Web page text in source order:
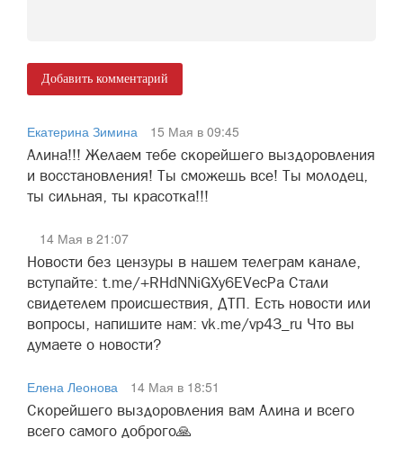
Добавить комментарий
Екатерина Зимина
15 Мая в 09:45
Алина!!! Желаем тебе скорейшего выздоровления
и восстановления! Ты сможешь все! Ты молодец,
ты сильная, ты красотка!!!
14 Мая в 21:07
Новости без цензуры в нашем телеграм канале,
вступайте: t.me/+RHdNNiGXy6EVecPa Стали
свидетелем происшествия, ДТП. Есть новости или
вопросы, напишите нам: vk.me/vp43_ru Что вы
думаете о новости?
Елена Леонова
14 Мая в 18:51
Скорейшего выздоровления вам Алина и всего
всего самого доброго🙏